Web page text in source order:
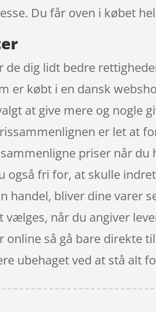
Du får oven i købet
dig lidt bedre
er købt i en dansk
at give mere og nogle
er let at
priser når
fri for, at skulle
handel, bliver dine varer
når du angiver
så gå bare direkte
ubehaget ved at stå alt